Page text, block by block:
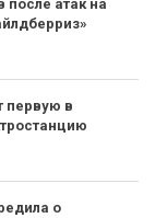
после атак на
первую в
о